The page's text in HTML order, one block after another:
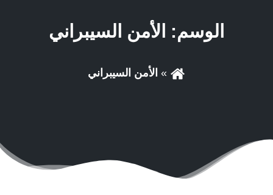
الوسم: الأمن السيبراني
الأمن السيبراني